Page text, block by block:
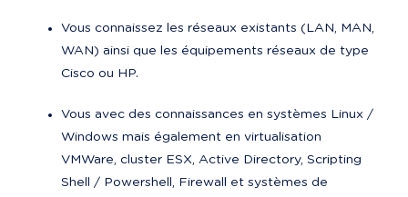
Vous connaissez les réseaux existants (LAN, MAN,
WAN) ainsi que les équipements réseaux de type
Cisco ou HP.
Vous avec des connaissances en systèmes Linux /
Windows mais également en virtualisation
VMWare, cluster ESX, Active Directory, Scripting
Shell / Powershell, Firewall et systèmes de